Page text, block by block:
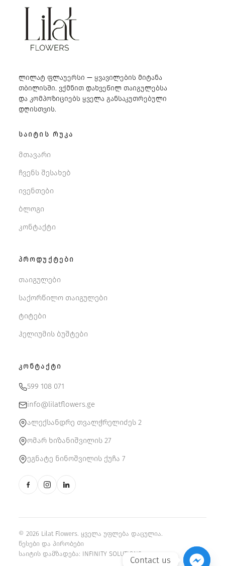
ლილატ ფლაუერსი — ყვავილების მიტანა
თბილისში. ვქმნით დახვეწილ თაიგულებსა
და კომპოზიციებს ყველა განსაკუთრებული
დღისთვის.
ᲡᲐᲘᲢᲘᲡ ᲠᲣᲙᲐ
მთავარი
ჩვენს შესახებ
ივენთები
ბლოგი
კონტაქტი
ᲞᲠᲝᲓᲣᲥᲢᲔᲑᲘ
თაიგულები
საქორწილო თაიგულები
ტიტები
ჰელიუმის ბუშტები
ᲙᲝᲜᲢᲐᲥᲢᲘ
599 108 071
info@lilatflowers.ge
ალექსანდრე თვალჭრელიძეს 2
ომარ ხიზანიშვილის 27
ეგნატე ნინოშვილის ქუჩა 7
© 2026 Lilat Flowers. ყველა უფლება დაცულია.
წესები და პირობები
საიტის დამზადება: INFINITY SOLUTIONS
Contact us